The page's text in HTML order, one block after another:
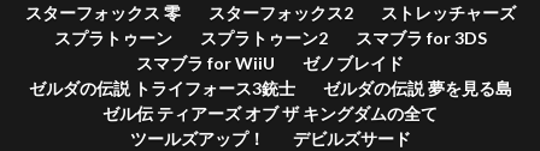
スターフォックス 零
スターフォックス2
ストレッチャーズ
スプラトゥーン
スプラトゥーン2
スマブラ for 3DS
スマブラ for WiiU
ゼノブレイド
ゼルダの伝説 トライフォース3銃士
ゼルダの伝説 夢を見る島
ゼル伝 ティアーズ オブ ザ キングダムの全て
ツールズアップ！
デビルズサード